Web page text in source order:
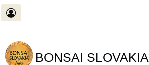
BONSAI SLOVAKIA